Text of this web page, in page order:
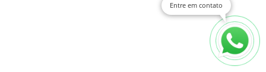
Entre em contato